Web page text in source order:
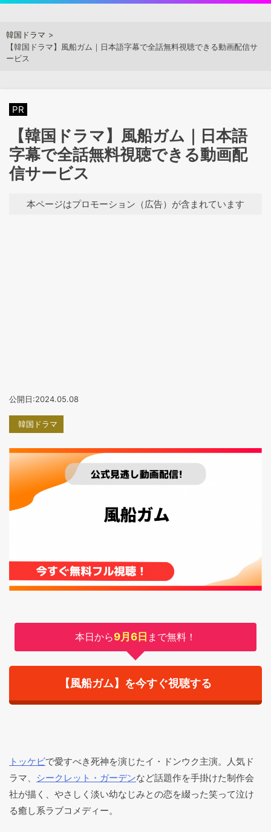
content
アジアンステージ
韓国ドラマ
【韓国ドラマ】風船ガム｜日本語字幕で全話無料視聴できる動画配信サ
ービス
PR
【韓国ドラマ】風船ガム｜日本語
字幕で全話無料視聴できる動画配
信サービス
本ページはプロモーション（広告）が含まれています
公開日:2024.05.08
韓国ドラマ
本日から9月6日 まで無料！
【風船ガム】を今すぐ視聴する
トッケビで愛すべき死神を演じたイ・ドンウク主演。人気ド
ラマ、 シークレット・ガーデンなど話題作を手掛けた制作会
社が描く、やさしく淡い幼なじみとの恋を綴った笑って泣け
る癒し系ラブコメディー。